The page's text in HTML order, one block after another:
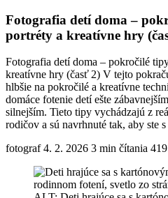
Fotografia detí doma –
portréty a kreatívne hry
Fotografia detí doma – pokročilé
kreatívne hry (časť 2) V tejto
hlbšie na pokročilé a kreatívne
domáce fotenie detí ešte
silnejším. Tieto tipy vychádzajú z
rodičov a sú navrhnuté tak, aby ste
fotograf 4. 2. 2026 3 min čítania